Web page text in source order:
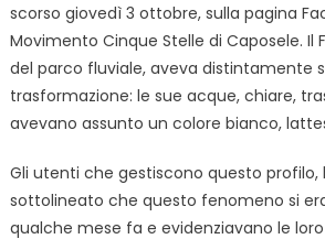
scorso giovedì 3 ottobre, sulla pagina
Movimento Cinque Stelle di Caposele. Il
del parco fluviale, aveva distintamente
trasformazione: le sue acque, chiare,
avevano assunto un colore bianco,
Gli utenti che gestiscono questo profilo,
sottolineato che questo fenomeno si
qualche mese fa e evidenziavano le